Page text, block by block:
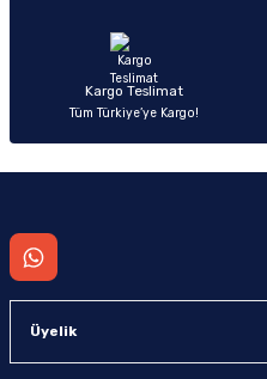
Kargo Teslimat
Tüm Türkiye’ye Kargo!
Üyelik